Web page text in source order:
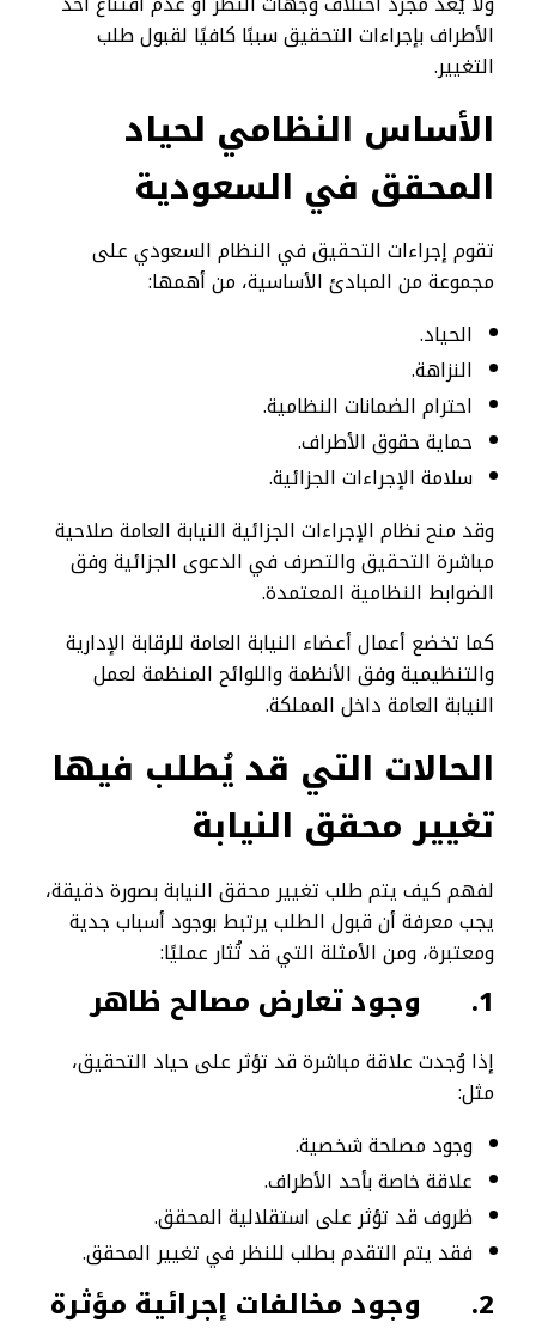
الأطراف بإجراءات التحقيق سببًا كافيًا لقبول طلب
التغيير.
الأساس النظامي لحياد
المحقق في السعودية
تقوم إجراءات التحقيق في النظام السعودي على
مجموعة من المبادئ الأساسية، من أهمها:
الحياد.
النزاهة.
احترام الضمانات النظامية.
حماية حقوق الأطراف.
سلامة الإجراءات الجزائية.
وقد منح نظام الإجراءات الجزائية النيابة العامة صلاحية
مباشرة التحقيق والتصرف في الدعوى الجزائية وفق
الضوابط النظامية المعتمدة.
كما تخضع أعمال أعضاء النيابة العامة للرقابة الإدارية
والتنظيمية وفق الأنظمة واللوائح المنظمة لعمل
النيابة العامة داخل المملكة.
الحالات التي قد يُطلب فيها
تغيير محقق النيابة
لفهم كيف يتم طلب تغيير محقق النيابة بصورة دقيقة،
يجب معرفة أن قبول الطلب يرتبط بوجود أسباب جدية
ومعتبرة، ومن الأمثلة التي قد تُثار عمليًا:
1. وجود تعارض مصالح ظاهر
إذا وُجدت علاقة مباشرة قد تؤثر على حياد التحقيق،
مثل:
وجود مصلحة شخصية.
علاقة خاصة بأحد الأطراف.
ظروف قد تؤثر على استقلالية المحقق.
فقد يتم التقدم بطلب للنظر في تغيير المحقق.
2. وجود مخالفات إجرائية مؤثرة